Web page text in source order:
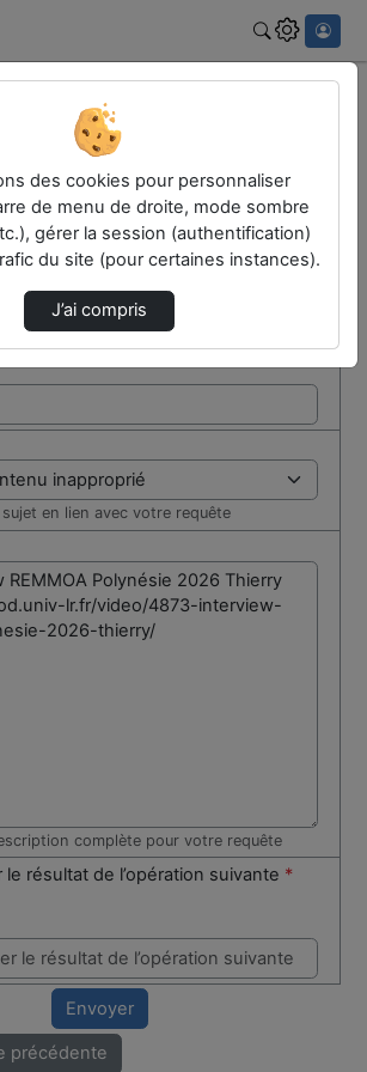
nous
en lien avec votre requête
complète pour votre requête
résultat de l’opération suivante *
Envoyer
précédente
des cookies pour personnaliser
de menu de droite, mode sombre
gérer la session (authentification)
du site (pour certaines instances).
J’ai compris